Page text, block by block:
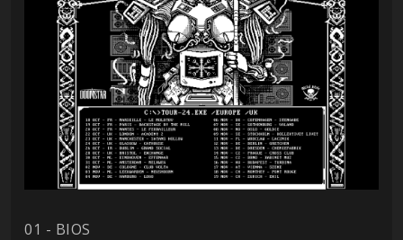
01 - BIOS